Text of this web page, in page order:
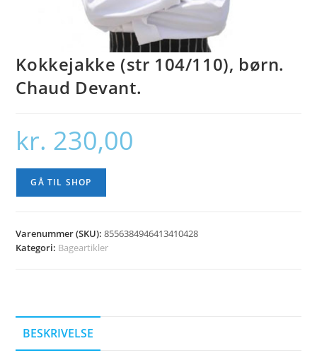
Kokkejakke (str 104/110), børn.
Chaud Devant.
kr. 230,00
GÅ TIL SHOP
Varenummer (SKU):8556384946413410428
Kategori: Bageartikler
BESKRIVELSE